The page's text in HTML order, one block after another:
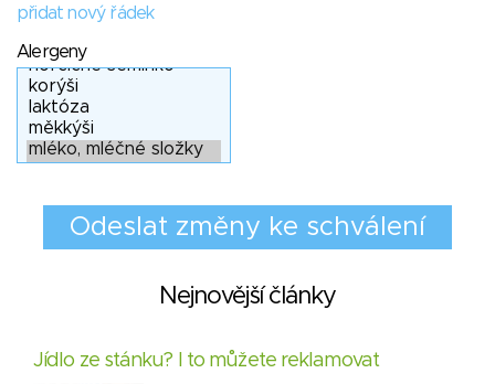
přidat nový řádek
Alergeny
Nejnovější články
Jídlo ze stánku? I to můžete reklamovat